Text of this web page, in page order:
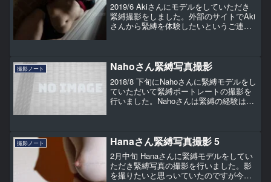
2019/6 Akiさんにモデルをしていただき
緊縛撮影をしました。外部のサイトでAki
さんから緊縛を体験したいというご連絡
なのでほぼ...
撮影ノート Nahoさん緊縛写真撮影
2018/8 下旬にNahoさんに緊縛モデルをし
ていただいて緊縛ポートレートの撮影を
行いました。Nahoさんは緊縛の経験は数
た。
撮影ノート Hanaさん緊縛写真撮影 5
2月中旬 Hanaさんに緊縛モデルをしてい
ただき緊縛写真の撮影を行いました。影
を撮りたいと思っいていたのですが今回